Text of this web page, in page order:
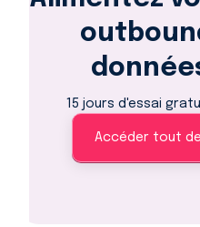
15 jours d'essai
Accéder tout